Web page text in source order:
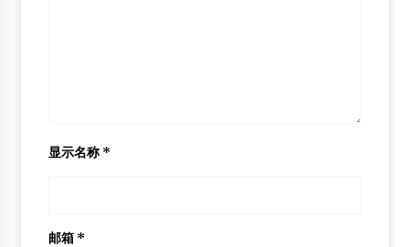
显示名称 *
邮箱 *